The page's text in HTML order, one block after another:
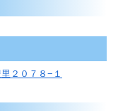
２０７８−１